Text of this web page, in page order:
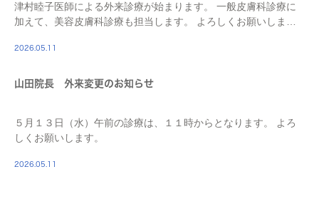
津村睦子医師による外来診療が始まります。 一般皮膚科診療に
加えて、美容皮膚科診療も担当します。 よろしくお願いしま
2026.05.11
山田院長 外来変更のお知らせ
５月１３日（水）午前の診療は、１１時からとなります。 よろ
しくお願いします。
2026.05.11